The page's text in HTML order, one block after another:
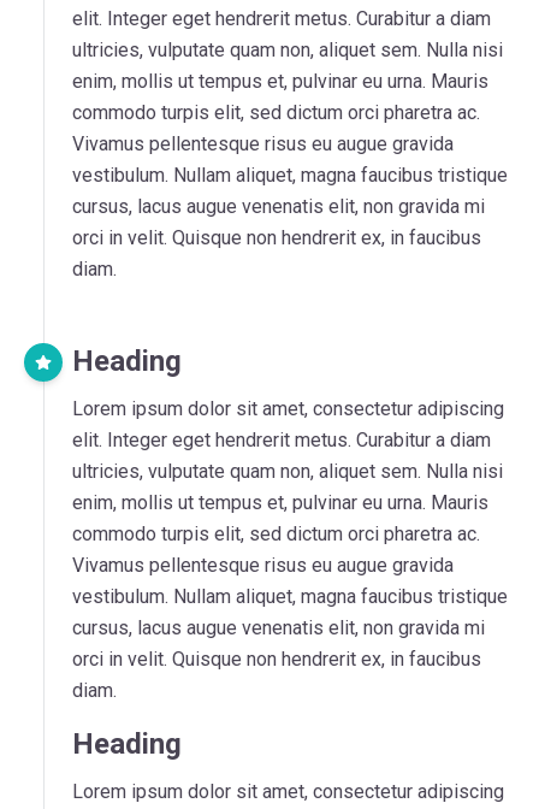
elit. Integer eget hendrerit metus. Curabitur a diam
ultricies, vulputate quam non, aliquet sem. Nulla nisi
enim, mollis ut tempus et, pulvinar eu urna. Mauris
commodo turpis elit, sed dictum orci pharetra ac.
Vivamus pellentesque risus eu augue gravida
vestibulum. Nullam aliquet, magna faucibus tristique
cursus, lacus augue venenatis elit, non gravida mi
orci in velit. Quisque non hendrerit ex, in faucibus
diam.
Heading
Lorem ipsum dolor sit amet, consectetur adipiscing
elit. Integer eget hendrerit metus. Curabitur a diam
ultricies, vulputate quam non, aliquet sem. Nulla nisi
enim, mollis ut tempus et, pulvinar eu urna. Mauris
commodo turpis elit, sed dictum orci pharetra ac.
Vivamus pellentesque risus eu augue gravida
vestibulum. Nullam aliquet, magna faucibus tristique
cursus, lacus augue venenatis elit, non gravida mi
orci in velit. Quisque non hendrerit ex, in faucibus
diam.
Heading
Lorem ipsum dolor sit amet, consectetur adipiscing